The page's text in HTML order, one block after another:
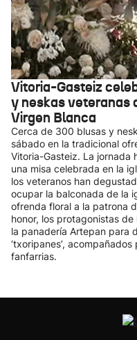
Vitoria-Gasteiz
y neskas veteranas
Virgen Blanca
Cerca de 300 blusas y
sábado en la tradicional
Vitoria-Gasteiz. La jornada
una misa celebrada en la
los veteranos han
ocupar la balconada de la
ofrenda floral a la patrona
honor, los protagonistas
la panadería Artepan para
‘txoripanes’,
fanfarrias.